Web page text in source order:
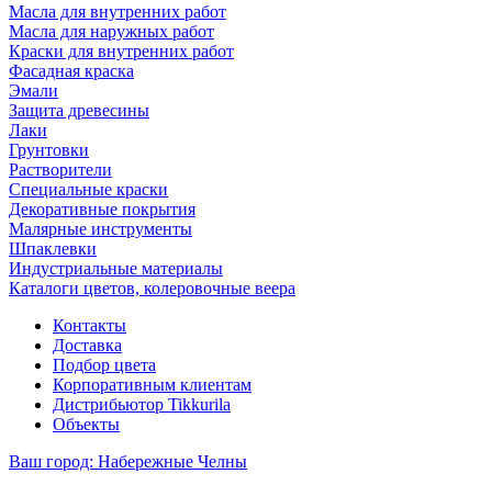
Масла для внутренних работ
Масла для наружных работ
Краски для внутренних работ
Фасадная краска
Эмали
Защита древесины
Лаки
Грунтовки
Растворители
Специальные краски
Декоративные покрытия
Малярные инструменты
Шпаклевки
Индустриальные материалы
Каталоги цветов, колеровочные веера
Контакты
Доставка
Подбор цвета
Корпоративным клиентам
Дистрибьютор Tikkurila
Объекты
Ваш город: Набережные Челны